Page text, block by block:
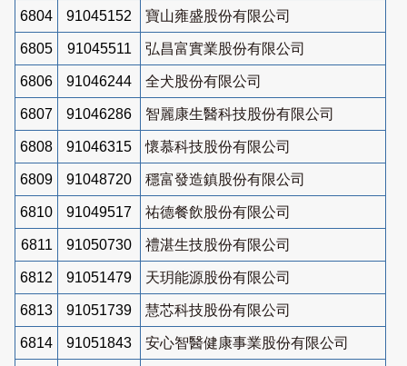
6804 91045152 寶山雍盛股份有限公司
6805 91045511 弘昌富實業股份有限公司
6806 91046244 全犬股份有限公司
6807 91046286 智麗康生醫科技股份有限公司
6808 91046315 懷慕科技股份有限公司
6809 91048720 穩富發造鎮股份有限公司
6810 91049517 祐德餐飲股份有限公司
6811 91050730 禮湛生技股份有限公司
6812 91051479 天玥能源股份有限公司
6813 91051739 慧芯科技股份有限公司
6814 91051843 安心智醫健康事業股份有限公司